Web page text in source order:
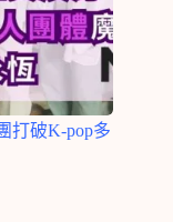
打破K-pop多